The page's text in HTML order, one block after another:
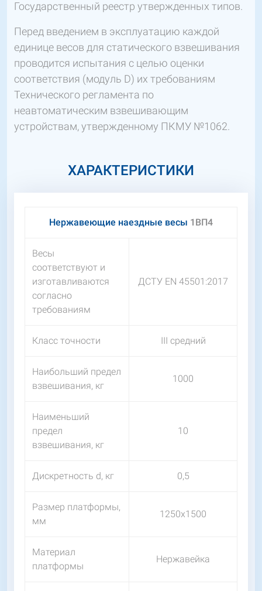
Государственный реестр утвержденных типов.
Перед введением в эксплуатацию каждой
единице весов для статического взвешивания
проводится испытания с целью оценки
соответствия (модуль D) их требованиям
Технического регламента по
неавтоматическим взвешивающим
устройствам, утвержденному ПКМУ №1062.
ХАРАКТЕРИСТИКИ
Нержавеющие наездные весы 1ВП4
Весы
соответствуют и
изготавливаются
согласно
требованиям
ДСТУ EN 45501:2017
Класс точности III средний
Наибольший предел
взвешивания, кг
1000
Наименьший
предел
взвешивания, кг
10
Дискретность d, кг 0,5
Размер платформы,
мм
1250х1500
Материал
платформы
Нержавейка